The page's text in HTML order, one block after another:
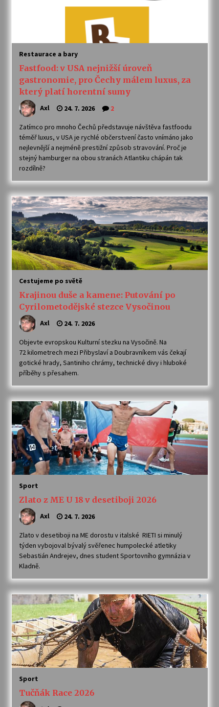
Restaurace a bary
Fastfood: v USA nejnižší úroveň
gastronomie, pro Čechy málem luxus, za
který platí horentní sumy
Axl 24. 7. 2026 2
Zatímco pro mnoho Čechů představuje návštěva fastfoodu
téměř luxus, v USA je rychlé občerstvení často vnímáno jako
nejlevnější a nejméně prestižní způsob stravování. Proč je
stejný hamburger na obou stranách Atlantiku chápán tak
rozdílně?
Cestujeme po světě
Krajinou duše a kamene: Putování po
Cyrilometodějské stezce Vysočinou
Axl 24. 7. 2026
Objevte evropskou Kulturní stezku na Vysočině. Na
72 kilometrech mezi Přibyslaví a Doubravníkem vás čekají
gotické hrady, Santiniho chrámy, technické divy i hluboké
příběhy s přesahem.
Sport
Zlato z ME U 18 v desetiboji 2026
Axl 24. 7. 2026
Zlato v desetiboji na ME dorostu v italské RIETI si minulý
týden vybojoval bývalý svěřenec humpolecké atletiky
Sebastián Andrejev, dnes student Sportovního gymnázia v
Kladně.
Sport
Tučňák Race 2026